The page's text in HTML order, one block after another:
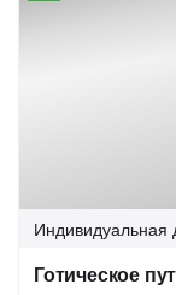
Индивидуальная
Готическое